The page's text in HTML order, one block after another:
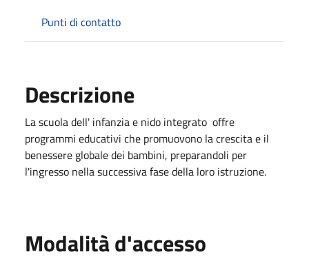
Punti di contatto
Descrizione
La scuola dell' infanzia e nido integrato offre
programmi educativi che promuovono la crescita e il
benessere globale dei bambini, preparandoli per
l'ingresso nella successiva fase della loro istruzione.
Modalità d'accesso